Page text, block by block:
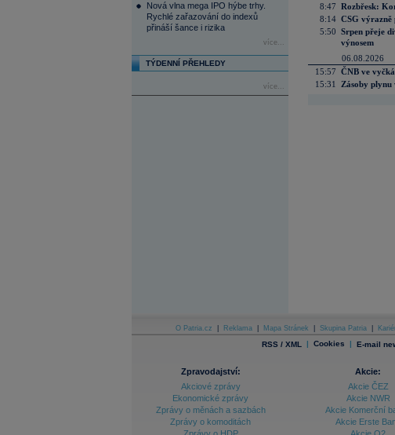
Nová vlna mega IPO hýbe trhy.
Rychlé zařazování do indexů
přináší šance i rizika
více...
TÝDENNÍ PŘEHLEDY
více...
8:47 Rozbřesk:
8:14 CSG výrazně
5:50 Srpen přeje
výnosem
06.08.2026
15:57 ČNB ve
15:31
Zásoby
O Patria.cz Reklama Mapa Stránek Skupina Patria
RSS / XML | Cookies | E-mail
Zpravodajství:
Akciové zprávy
Ekonomické zprávy
Zprávy o měnách a sazbách
Zprávy o komoditách
Akcie:
Akcie ČEZ
Akcie NWR
Akcie Komerční
Akcie Erste